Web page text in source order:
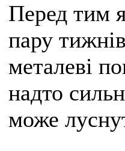
Перед тим
пару
металеві
надто
може